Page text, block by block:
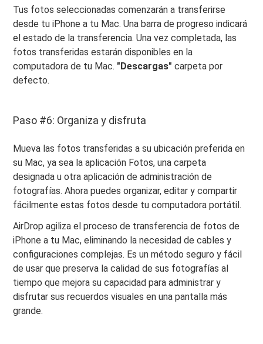
Tus fotos seleccionadas comenzarán a transferirse
desde tu iPhone a tu Mac. Una barra de progreso indicará
el estado de la transferencia. Una vez completada, las
fotos transferidas estarán disponibles en la
computadora de tu Mac. "Descargas" carpeta por
defecto.
Paso #6: Organiza y disfruta
Mueva las fotos transferidas a su ubicación preferida en
su Mac, ya sea la aplicación Fotos, una carpeta
designada u otra aplicación de administración de
fotografías. Ahora puedes organizar, editar y compartir
fácilmente estas fotos desde tu computadora portátil.
AirDrop agiliza el proceso de transferencia de fotos de
iPhone a tu Mac, eliminando la necesidad de cables y
configuraciones complejas. Es un método seguro y fácil
de usar que preserva la calidad de sus fotografías al
tiempo que mejora su capacidad para administrar y
disfrutar sus recuerdos visuales en una pantalla más
grande.